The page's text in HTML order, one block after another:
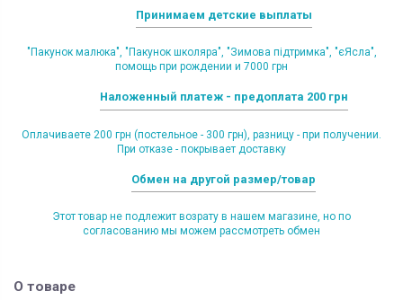
Принимаем детские выплаты
"Пакунок малюка", "Пакунок школяра", "Зимова підтримка", "єЯсла",
помощь при рождении и 7000 грн
Наложенный платеж - предоплата 200 грн
Оплачиваете 200 грн (постельное - 300 грн), разницу - при получении.
При отказе - покрывает доставку
Обмен на другой размер/товар
Этот товар не подлежит возрату в нашем магазине, но по
согласованию мы можем рассмотреть обмен
О товаре